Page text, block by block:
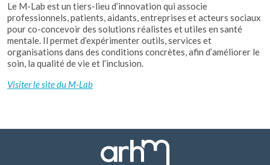
Le M-Lab est un tiers-lieu d’innovation qui associe
professionnels, patients, aidants, entreprises et acteurs sociaux
pour co-concevoir des solutions réalistes et utiles en santé
mentale. Il permet d’expérimenter outils, services et
organisations dans des conditions concrètes, afin d’améliorer le
soin, la qualité de vie et l’inclusion.
Visiter le site du M-Lab